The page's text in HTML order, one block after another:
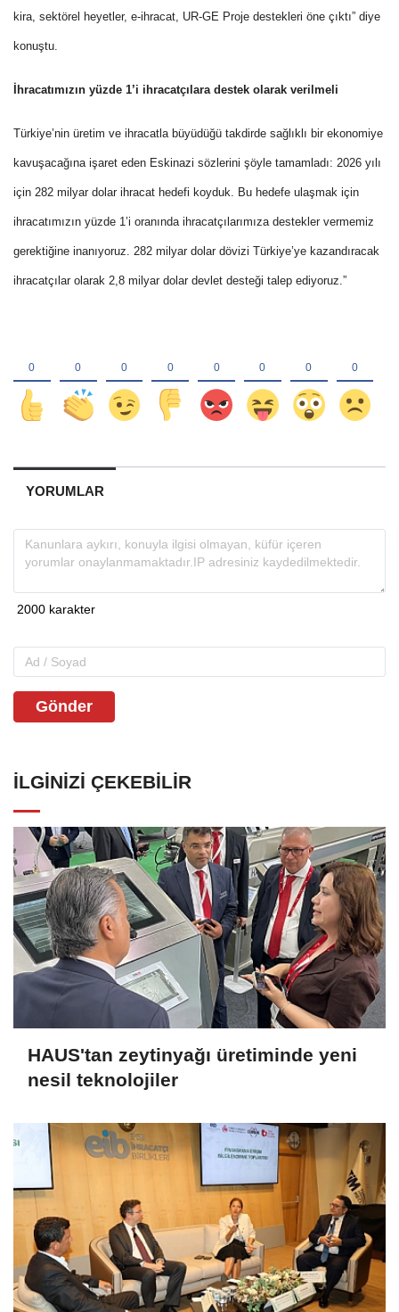
kira, sektörel heyetler, e-ihracat, UR-GE Proje destekleri öne çıktı” diye
konuştu.
İhracatımızın yüzde 1’i ihracatçılara destek olarak verilmeli
Türkiye’nin üretim ve ihracatla büyüdüğü takdirde sağlıklı bir ekonomiye
kavuşacağına işaret eden Eskinazi sözlerini şöyle tamamladı: 2026 yılı
için 282 milyar dolar ihracat hedefi koyduk. Bu hedefe ulaşmak için
ihracatımızın yüzde 1’i oranında ihracatçılarımıza destekler vermemiz
gerektiğine inanıyoruz. 282 milyar dolar dövizi Türkiye’ye kazandıracak
ihracatçılar olarak 2,8 milyar dolar devlet desteği talep ediyoruz.”
YORUMLAR
Gönder
İLGINIZI ÇEKEBILIR
HAUS'tan zeytinyağı üretiminde yeni
nesil teknolojiler